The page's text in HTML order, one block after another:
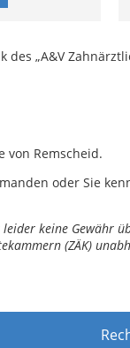
„A&V
von Remscheid.
oder Sie
keine Gewähr
(ZÄK)